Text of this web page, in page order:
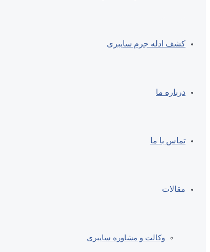
کشف ادله جرم سایبری
درباره ما
تماس با ما
مقالات
وکالت و مشاوره سایبری